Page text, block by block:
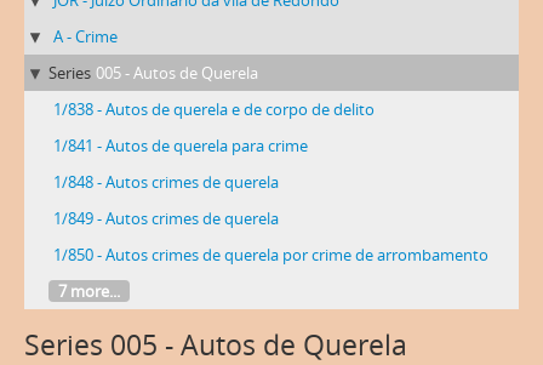
A - Crime
Series 005 - Autos de Querela
1/838 - Autos de querela e de corpo de delito
1/841 - Autos de querela para crime
1/848 - Autos crimes de querela
1/849 - Autos crimes de querela
1/850 - Autos crimes de querela por crime de arrombamento
7 more...
Series 005 - Autos de Querela